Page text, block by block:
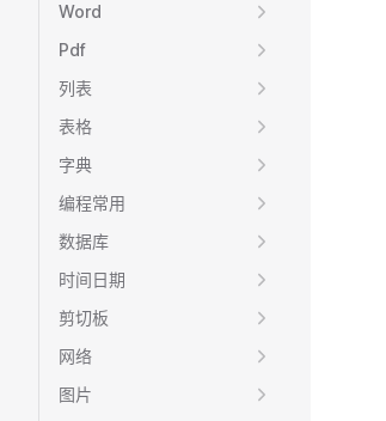
Word
Pdf
列表
表格
字典
编程常用
数据库
时间日期
剪切板
网络
图片